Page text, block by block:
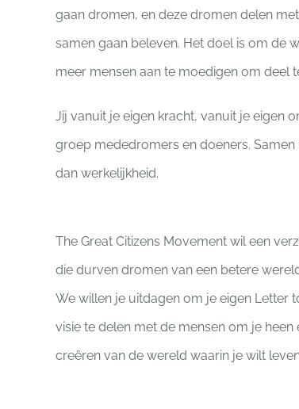
gaan dromen, en deze dromen delen
samen gaan beleven. Het doel is om de
meer mensen aan te moedigen om deel
Jij vanuit je eigen kracht, vanuit je eigen
groep mededromers en doeners.
dan werkelijkheid.
The Great Citizens Movement wil een
die durven dromen van een betere
We willen je uitdagen om je eigen Letter
visie te delen met de mensen om je heen
creëren van de wereld waarin je wilt